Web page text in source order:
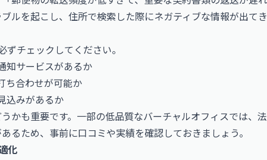
ルを起こし、住所で検索した際にネガティブな情報が出て
チェックしてください。
知サービスがあるか
ち合わせが可能か
込みがあるか
かも重要です。一部の低品質なバーチャルオフィスでは、
るため、事前に口コミや実績を確認しておきましょう。
化